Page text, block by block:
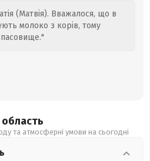
(Матвія). Вважалося, що в
молоко з корів, тому
область
та атмосферні умови на сьогодні